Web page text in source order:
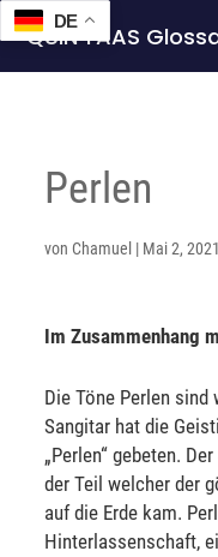
QUIN'TAAS
Perlen
vonChamuel | Mai 2, 2021
Im Zusammenhang
Die Töne Perlen sind
Sangitar hat die
„Perlen“ gebeten.
der Teil welcher der
auf die Erde kam.
Hinterlassenschaft,
DE